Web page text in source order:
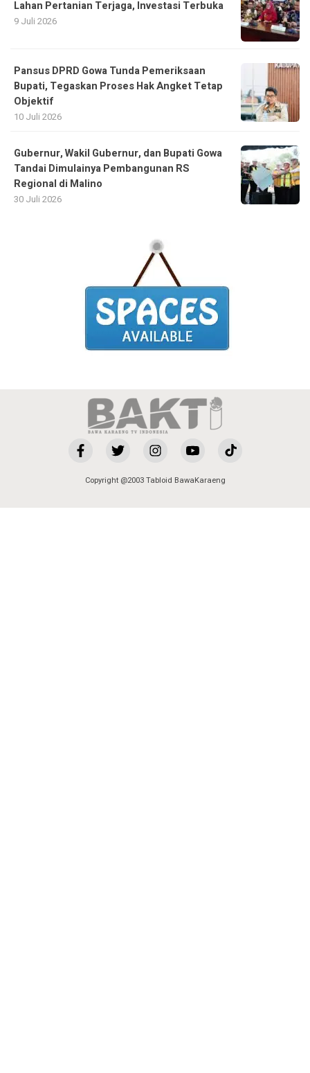
Lahan Pertanian Terjaga, Investasi Terbuka
9 Juli 2026
Pansus DPRD Gowa Tunda Pemeriksaan
Bupati, Tegaskan Proses Hak Angket Tetap
Objektif
10 Juli 2026
Gubernur, Wakil Gubernur, dan Bupati Gowa
Tandai Dimulainya Pembangunan RS
Regional di Malino
30 Juli 2026
Copyright @2003 Tabloid BawaKaraeng